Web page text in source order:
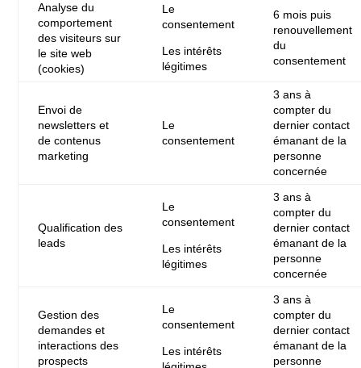
Analyse du
comportement
des visiteurs sur
le site web
(cookies)
Le
consentement
Les intérêts
légitimes
6 mois puis
renouvellement
du
consentement
Envoi de
newsletters et
de contenus
marketing
Le
consentement
3 ans à
compter du
dernier contact
émanant de la
personne
concernée
Qualification des
leads
Le
consentement
Les intérêts
légitimes
3 ans à
compter du
dernier contact
émanant de la
personne
concernée
Gestion des
demandes et
interactions des
prospects
Le
consentement
Les intérêts
3 ans à
compter du
dernier contact
émanant de la
personne